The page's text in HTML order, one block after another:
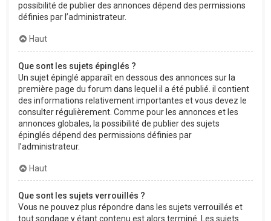
possibilité de publier des annonces dépend des permissions
définies par l’administrateur.
Haut
Que sont les sujets épinglés ?
Un sujet épinglé apparaît en dessous des annonces sur la
première page du forum dans lequel il a été publié. il contient
des informations relativement importantes et vous devez le
consulter régulièrement. Comme pour les annonces et les
annonces globales, la possibilité de publier des sujets
épinglés dépend des permissions définies par
l’administrateur.
Haut
Que sont les sujets verrouillés ?
Vous ne pouvez plus répondre dans les sujets verrouillés et
tout sondage y étant contenu est alors terminé. Les sujets